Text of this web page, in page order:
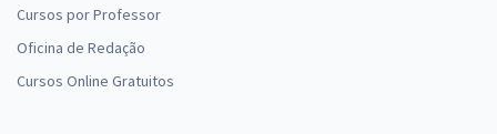
Cursos por Professor
Oficina de Redação
Cursos Online Gratuitos